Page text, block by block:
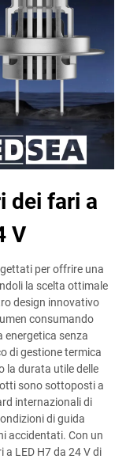
dei fari a
V
per offrire una
la scelta ottimale
design innovativo
consumando
senza
di gestione termica
la durata utile delle
sono sottoposti a
internazionali di
di guida
accidentati. Con un
LED H7 da 24 V di